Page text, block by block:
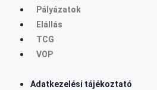
Pályázatok
Elállás
TCG
VOP
Adatkezelési tájékoztató